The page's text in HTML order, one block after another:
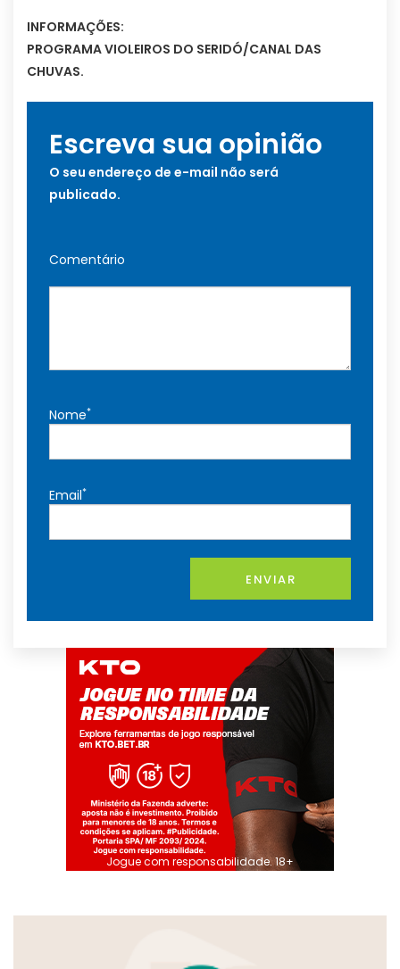
INFORMAÇÕES:
PROGRAMA VIOLEIROS DO SERIDÓ/CANAL DAS
CHUVAS.
Escreva sua opinião
O seu endereço de e-mail não será
publicado.
Comentário
Nome*
Email*
ENVIAR
Jogue com responsabilidade. 18+